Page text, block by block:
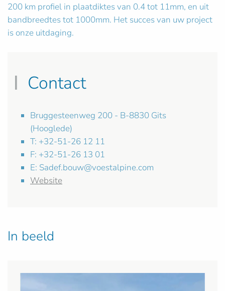
200 km profiel in plaatdiktes van 0.4 tot 11mm, en uit
bandbreedtes tot 1000mm. Het succes van uw project
is onze uitdaging.
Contact
Bruggesteenweg 200 - B-8830 Gits
(Hooglede)
T: +32-51-26 12 11
F: +32-51-26 13 01
E: Sadef.bouw@voestalpine.com
Website
In beeld